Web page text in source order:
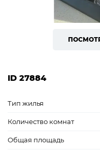
ID 27884
Тип жилья
Количество комнат
Общая площадь